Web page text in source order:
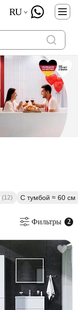
RU
(12) С тумбой ≈ 60 см
Фильтры